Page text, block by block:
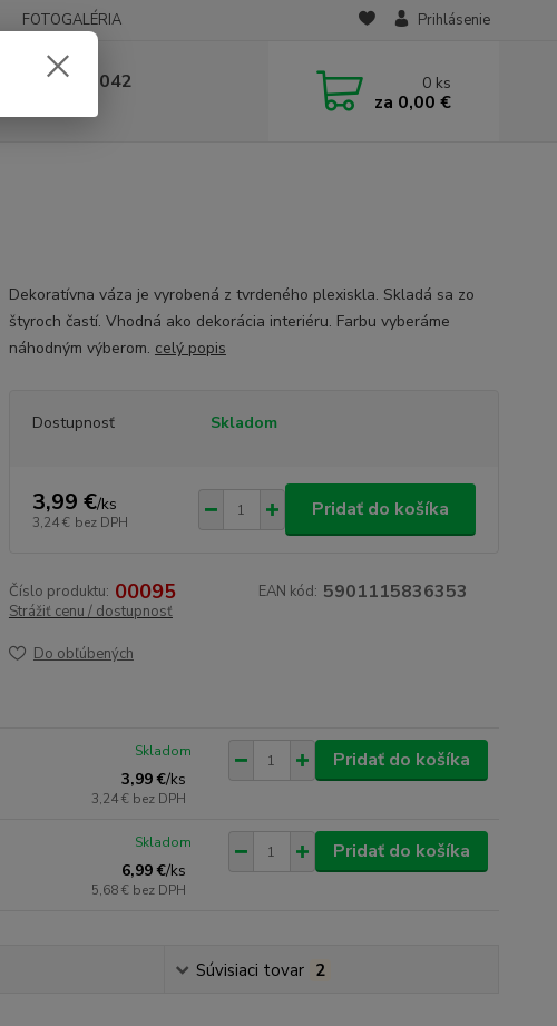
FOTOGALÉRIA Prihlásenie
0948 236 042 0 ks
za 0,00 €
Dekoratívna váza je vyrobená z tvrdeného plexiskla. Skladá sa zo
štyroch častí. Vhodná ako dekorácia interiéru. Farbu vyberáme
náhodným výberom. celý popis
Dostupnosť Skladom
3,99 €/ks
3,24 € bez DPH
Pridať do košíka
Číslo produktu: 00095 EAN kód: 5901115836353
Strážiť cenu / dostupnosť
Do obľúbených
3,99 €/ks
3,24 € bez DPH
Skladom Pridať do košíka
6,99 €/ks
5,68 € bez DPH
Skladom Pridať do košíka
Súvisiaci tovar 2